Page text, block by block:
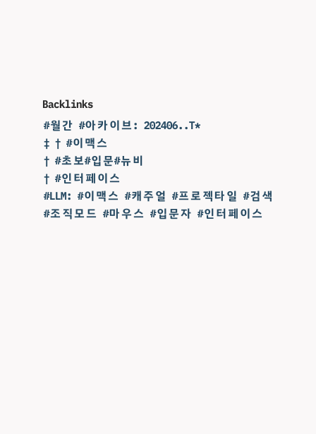
Backlinks
#월간 #아카이브: 202406..T*
‡ † #이맥스
† #초보#입문#뉴비
† #인터페이스
#LLM: #이맥스 #캐주얼 #프로젝타일 #검색
#조직모드 #마우스 #입문자 #인터페이스